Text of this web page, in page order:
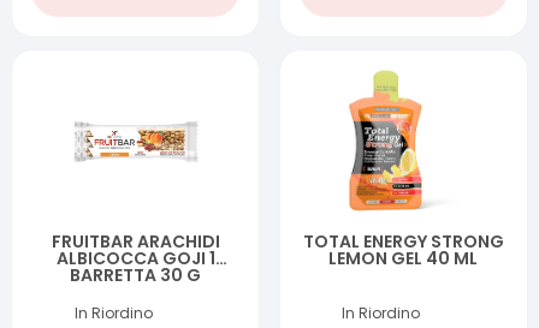
FRUITBAR ARACHIDI
ALBICOCCA GOJI 1
BARRETTA 30 G
In Riordino
TOTAL ENERGY STRONG
LEMON GEL 40 ML
In Riordino